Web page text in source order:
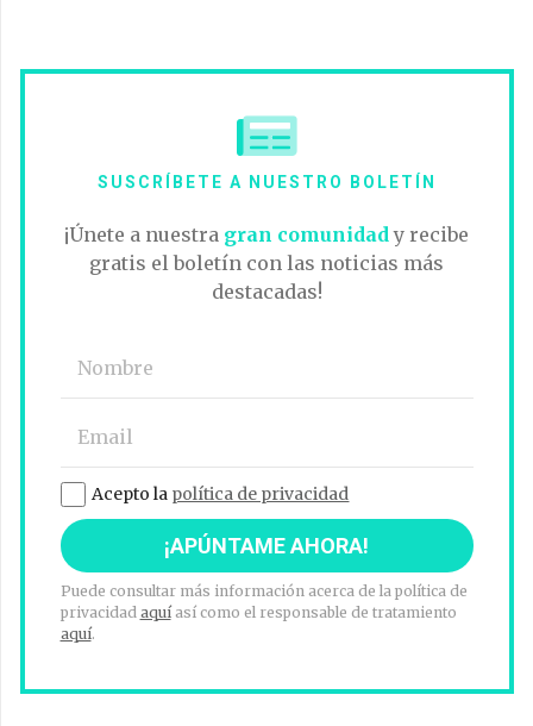
SUSCRÍBETE A NUESTRO BOLETÍN
¡Únete a nuestra gran comunidad y recibe
gratis el boletín con las noticias más
destacadas!
Acepto la política de privacidad
Puede consultar más información acerca de la política de
privacidad aquíasí como el responsable de tratamiento
aquí.